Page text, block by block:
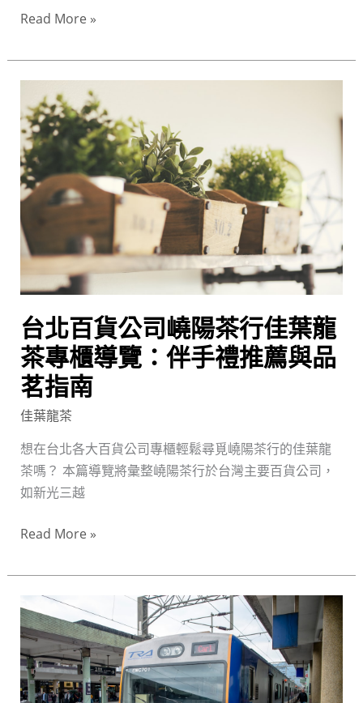
禮
全
略
Read More »
台北百貨公司嶢陽茶行佳葉龍
茶專櫃導覽：伴手禮推薦與品
茗指南
佳葉龍茶
想在台北各大百貨公司專櫃輕鬆尋覓嶢陽茶行的佳葉龍
茶嗎？ 本篇導覽將彙整嶢陽茶行於台灣主要百貨公司，
如新光三越
北
百
貨
公
司
嶢
陽
茶
行
葉
龍
茶
專
櫃
導
覽：
伴
手
禮
薦
品
茗
指
南
Read More »
台
北
101
伴
手